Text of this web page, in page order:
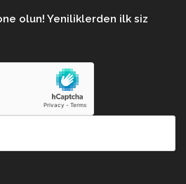
olun! Yeniliklerden ilk siz